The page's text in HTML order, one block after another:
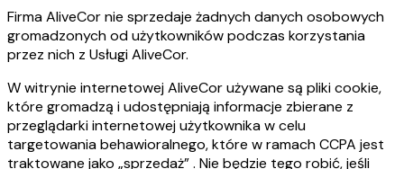
Firma AliveCor nie sprzedaje żadnych danych osobowych
gromadzonych od użytkowników podczas korzystania
przez nich z Usługi AliveCor.
W witrynie internetowej AliveCor używane są pliki cookie,
które gromadzą i udostępniają informacje zbierane z
przeglądarki internetowej użytkownika w celu
targetowania behawioralnego, które w ramach CCPA jest
traktowane jako „sprzedaż” . Nie będzie tego robić, jeśli